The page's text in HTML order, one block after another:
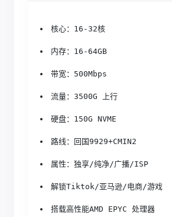
核心：16-32核
内存：16-64GB
带宽：500Mbps
流量：3500G 上行
硬盘：150G NVME
路线：回国9929+CMIN2
属性：独享/纯净/广播/ISP
解锁Tiktok/亚马逊/电商/游戏
搭载高性能AMD EPYC 处理器